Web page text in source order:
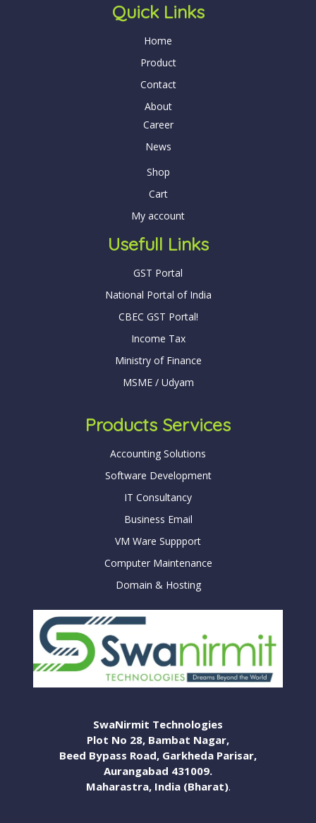
Quick Links
Home
Product
Contact
About
Career
News
Shop
Cart
My account
Usefull Links
GST Portal
National Portal of India
CBEC GST Portal!
Income Tax
Ministry of Finance
MSME / Udyam
Products Services
Accounting Solutions
Software Development
IT Consultancy
Business Email
VM Ware Suppport
Computer Maintenance
Domain & Hosting
SwaNirmit Technologies
Plot No 28, Bambat Nagar,
Beed Bypass Road, Garkheda Parisar,
Aurangabad 431009.
Maharastra, India (Bharat).